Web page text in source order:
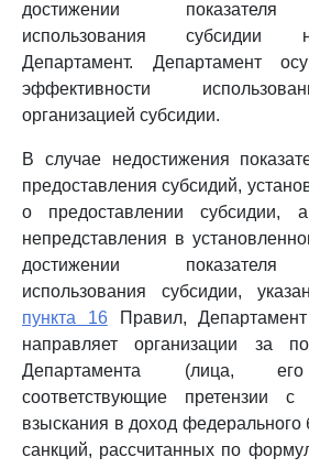
достижении показателя
использования субсидии
Департамент. Департамент
эффективности
организацией субсидии.
В случае недостижения
предоставления субсидий,
о предоставлении субсидии,
непредставления в
достижении показателя
использования субсидии,
пункта 16Правил, Департамент
направляет организации за
Департамента (лица,
соответствующие претензии
взыскания в доход
санкций, рассчитанных по